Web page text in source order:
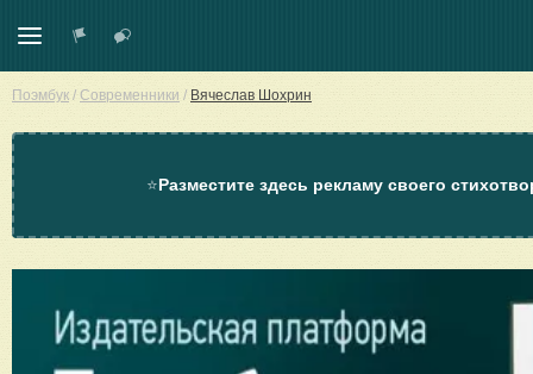
Поэмбук / Современники / Вячеслав Шохрин
⭐Разместите здесь рекламу своего